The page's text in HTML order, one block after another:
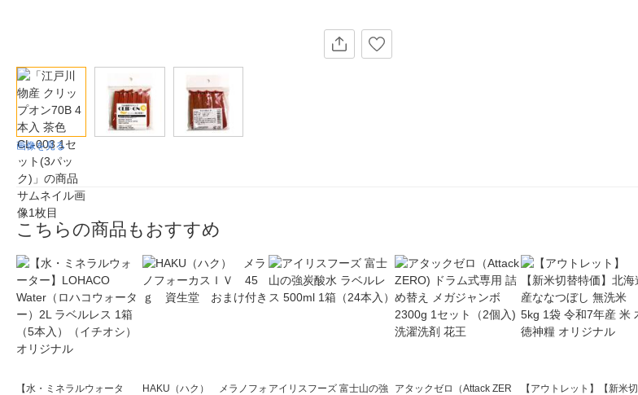
画像を見る
こちらの商品もおすすめ
【水・ミネラルウォータ
HAKU（ハク） メラノフォ アイリスフーズ 富士山の強
アタックゼロ（Attack ZER
【アウトレット】【新米切